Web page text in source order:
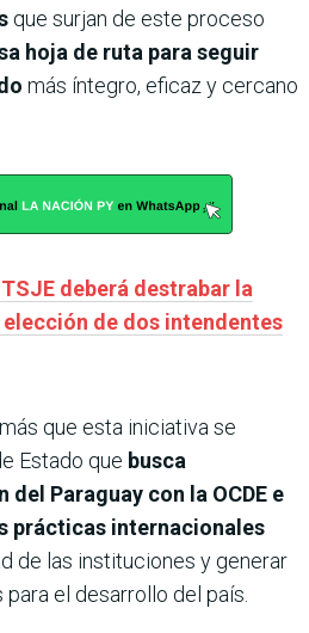
que surjan de este proceso
hoja de ruta para seguir
más íntegro, eficaz y cercano
deberá destrabar la
de dos intendentes
que esta iniciativa se
Estado que busca
Paraguay con la OCDE e
prácticas internacionales
de las instituciones y generar
el desarrollo del país.